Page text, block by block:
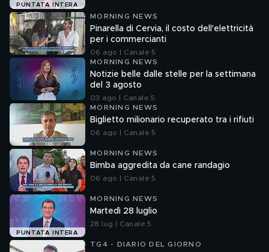
PUNTATA INTERA
MORNING NEWS
Pinarella di Cervia, il costo dell'elettricità
per i commercianti
06 ago | Canale 5
MORNING NEWS
Notizie belle dalle stelle per la settimana
del 3 agosto
03 ago | Canale 5
MORNING NEWS
Biglietto milionario recuperato tra i rifiuti
06 ago | Canale 5
MORNING NEWS
Bimba aggredita da cane randagio
06 ago | Canale 5
PUNTATA INTERA
MORNING NEWS
Martedì 28 luglio
28 lug | Canale 5
TG4 - DIARIO DEL GIORNO